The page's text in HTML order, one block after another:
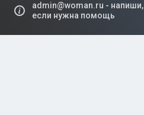
admin@woman.ru - напиши,
если нужна помощь